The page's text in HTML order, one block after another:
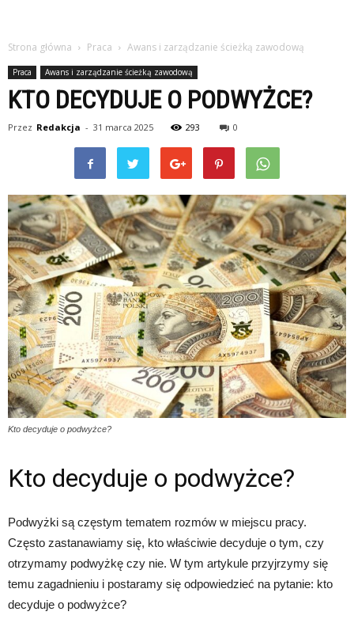
Strona główna Praca Awans i zarządzanie ścieżką zawodową
Praca Awans i zarządzanie ścieżką zawodową
KTO DECYDUJE O PODWYŻCE?
Przez Redakcja - 31 marca 2025 293 0
Kto decyduje o podwyżce?
Kto decyduje o podwyżce?
Podwyżki są częstym tematem rozmów w miejscu pracy.
Często zastanawiamy się, kto właściwie decyduje o tym, czy
otrzymamy podwyżkę czy nie. W tym artykule przyjrzymy się
temu zagadnieniu i postaramy się odpowiedzieć na pytanie: kto
decyduje o podwyżce?